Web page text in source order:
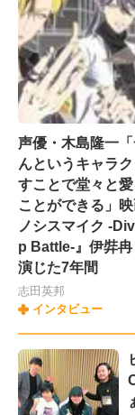
声優・木島隆一「
んというキャラ
すことで堂々と
ことができる」
ノシスマイク -
p Battle-』伊弉冉
演じた7年間
志田英邦
インタビュー